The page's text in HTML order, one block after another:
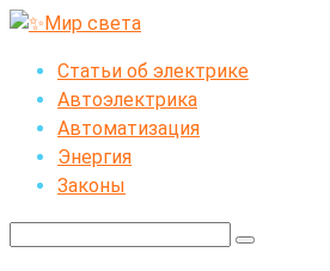
Перейти
контентуСтатьи об электрике
Автоэлектрика
Автоматизация
Энергия
Законы